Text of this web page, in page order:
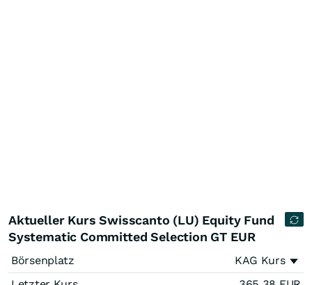
Aktueller Kurs Swisscanto (LU) Equity Fund
Systematic Committed Selection GT EUR
Börsenplatz
KAG Kurs